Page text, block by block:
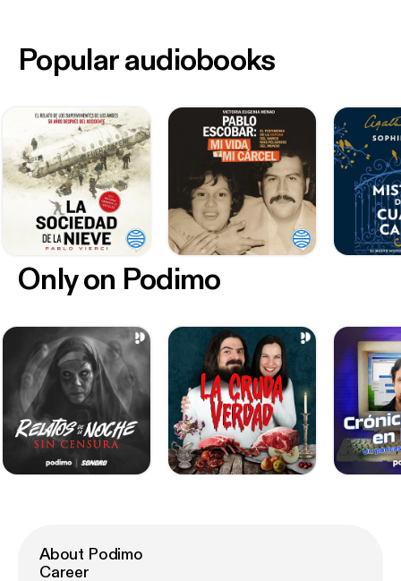
Only on Podimo
Popular audiobooks
About Podimo
Career